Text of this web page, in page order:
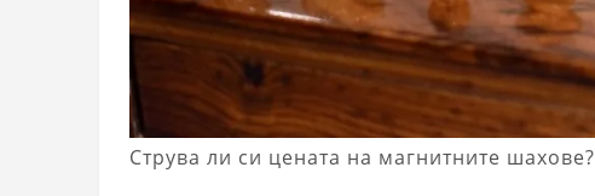
Струва ли си цената на магнитните шахове?